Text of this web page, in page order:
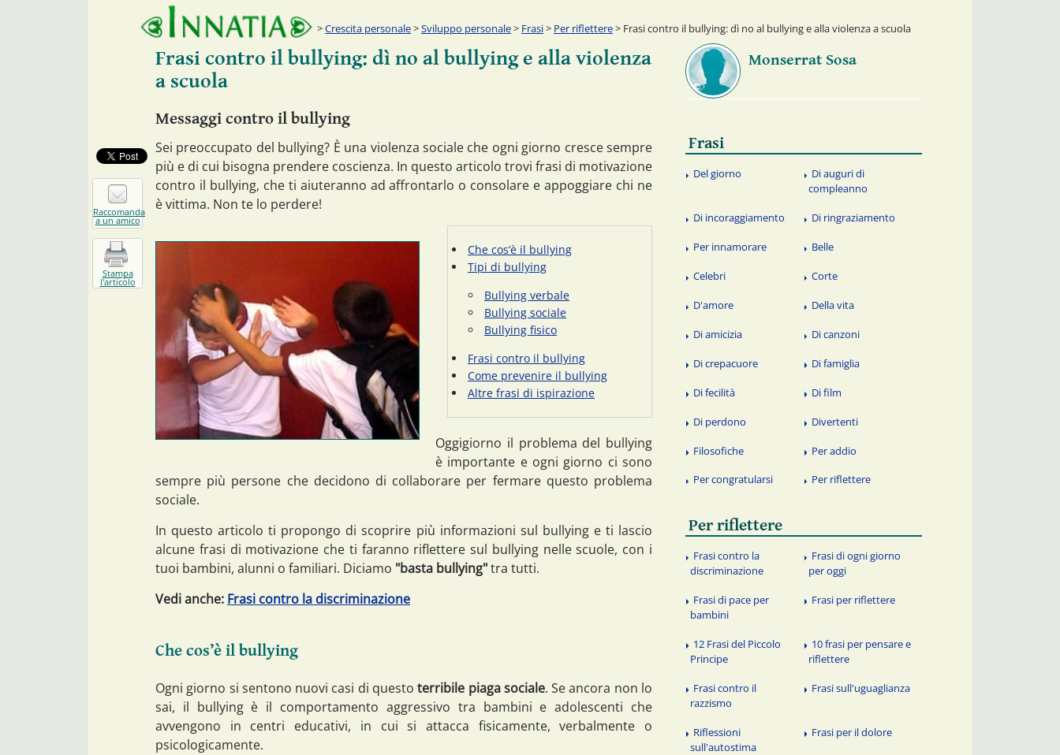
Crescita personale>Sviluppo personale> Frasi> Per riflettere> Frasi contro il bullying: dì no al bullying e alla violenza a scuola
Frasi contro il bullying: dì no al bullying e alla violenza
a scuola
Messaggi contro il bullying
Sei preoccupato del bullying? È una violenza sociale che ogni giorno cresce sempre
più e di cui bisogna prendere coscienza. In questo articolo trovi frasi di motivazione
contro il bullying, che ti aiuteranno ad affrontarlo o consolare e appoggiare chi ne
è vittima. Non te lo perdere!
Che cos’è il bullying
Tipi di bullying
Bullying verbale
Bullying sociale
Bullying fisico
Frasi contro il bullying
Come prevenire il bullying
Altre frasi di ispirazione
Oggigiorno il problema del bullying
è importante e ogni giorno ci sono
sempre più persone che decidono di collaborare per fermare questo problema
sociale.
In questo articolo ti propongo di scoprire più informazioni sul bullying e ti lascio
alcune frasi di motivazione che ti faranno riflettere sul bullying nelle scuole, con i
tuoi bambini, alunni o familiari. Diciamo "basta bullying"tra tutti.
Vedi anche: Frasi contro la discriminazione
Che cos’è il bullying
Ogni giorno si sentono nuovi casi di questo terribile piaga sociale. Se ancora non lo
sai, il bullying è il comportamento aggressivo tra bambini e adolescenti che
avvengono in centri educativi, in cui si attacca fisicamente, verbalmente o
psicologicamente.
Monserrat Sosa
Frasi
Del giorno
Di auguri di
compleanno
Di incoraggiamento Di ringraziamento
Per innamorare Belle
Celebri Corte
D'amore Della vita
Di amicizia Di canzoni
Di crepacuore Di famiglia
Di fecilità Di film
Di perdono Divertenti
Filosofiche Per addio
Per congratularsi Per riflettere
Per riflettere
Frasi contro la
discriminazione
Frasi di ogni giorno
per oggi
Frasi di pace per
bambini
Frasi per riflettere
12 Frasi del Piccolo
Principe
10 frasi per pensare e
riflettere
Frasi contro il
razzismo
Frasi sull'uguaglianza
Riflessioni
sull'autostima
Frasi per il dolore
Raccomanda
a un amico
Stampa
l'articolo